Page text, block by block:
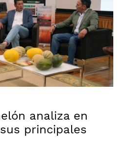
analiza en
principales